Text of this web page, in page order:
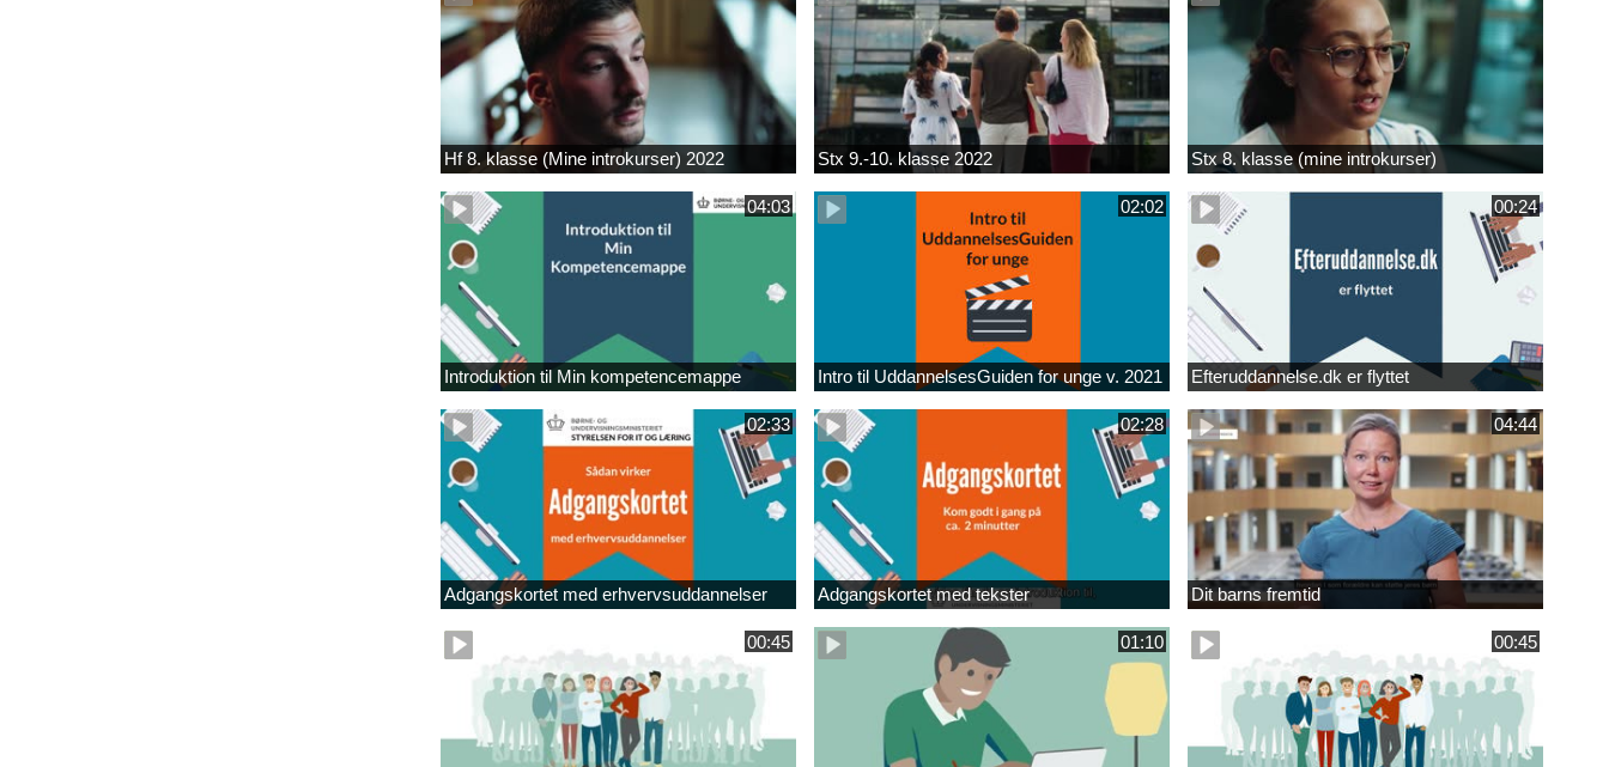
Hf 8. klasse (Mine introkurser) 2022 Stx 9.-10. klasse 2022 Stx 8. klasse (mine introkurser)
04:03
Introduktion til Min kompetencemappe
02:02
Intro til UddannelsesGuiden for unge v. 2021
00:24
Efteruddannelse.dk er flyttet
02:33
Adgangskortet med erhvervsuddannelser
02:28
Adgangskortet med tekster
04:44
Dit barns fremtid
00:45 01:10 00:45